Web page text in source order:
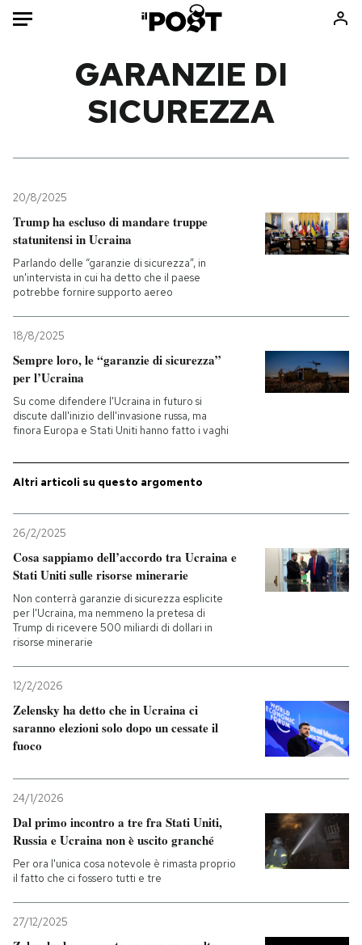
Mondo
Tecnologia
Internet
Cultura
Economia
Libri
Ok Boomer!
PODCAST
SHOP
CALENDARIO
GARANZIE DI
SICUREZZA
20/8/2025
Trump ha escluso di mandare truppe
statunitensi in Ucraina
Parlando delle “garanzie di sicurezza”, in
un'intervista in cui ha detto che il paese
potrebbe fornire supporto aereo
18/8/2025
Sempre loro, le “garanzie di sicurezza”
per l’Ucraina
Su come difendere l'Ucraina in futuro si
discute dall'inizio dell'invasione russa, ma
finora Europa e Stati Uniti hanno fatto i vaghi
Altri articoli su questo argomento
26/2/2025
Cosa sappiamo dell’accordo tra Ucraina e
Stati Uniti sulle risorse minerarie
Non conterrà garanzie di sicurezza esplicite
per l'Ucraina, ma nemmeno la pretesa di
Trump di ricevere 500 miliardi di dollari in
risorse minerarie
12/2/2026
Zelensky ha detto che in Ucraina ci
saranno elezioni solo dopo un cessate il
fuoco
24/1/2026
Dal primo incontro a tre fra Stati Uniti,
Russia e Ucraina non è uscito granché
Per ora l'unica cosa notevole è rimasta proprio
il fatto che ci fossero tutti e tre
27/12/2025